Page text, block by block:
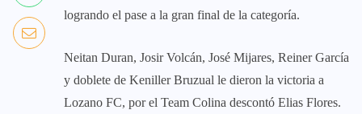
logrando el pase a la gran final de la categoría.
Neitan Duran, Josir Volcán, José Mijares, Reiner García
y doblete de Keniller Bruzual le dieron la victoria a
Lozano FC, por el Team Colina descontó Elias Flores.